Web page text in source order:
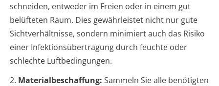
schneiden, entweder im Freien oder in einem gut
belüfteten Raum. Dies gewährleistet nicht nur gute
Sichtverhältnisse, sondern minimiert auch das Risiko
einer Infektionsübertragung durch feuchte oder
schlechte Luftbedingungen.
2. Materialbeschaffung: Sammeln Sie alle benötigten